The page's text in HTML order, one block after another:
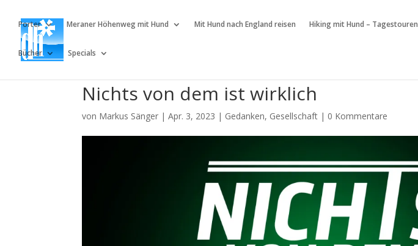
Porter Meraner Höhenweg mit Hund Mit Hund nach England reisen Hiking mit Hund – Tagestouren
Bücher Specials
Nichts von dem ist wirklich
von Markus Sänger |Apr. 3, 2023 | Gedanken, Gesellschaft | 0 Kommentare